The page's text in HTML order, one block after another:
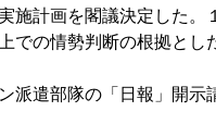
施計画を閣議決定した
での情勢判断の根拠と
遣部隊の「日報」開示